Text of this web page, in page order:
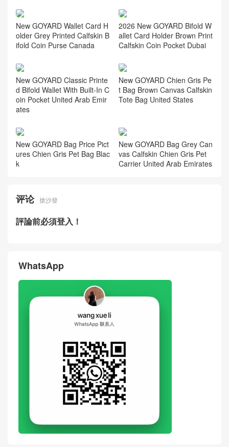
相关推荐
sbody Bag Gallery Canvas C
alfskin Singapore
older Gallery Classic Slim Mu
lti-color Calfskin Bifold Coin P
urse USA
older Grey Printed Calfskin B
ifold Coin Purse Canada
allet Card Holder Brown Print
Calfskin Coin Pocket Dubai
oin Pocket United Arab Emir
ates
搶沙發
評論前必須登入！
WhatsApp